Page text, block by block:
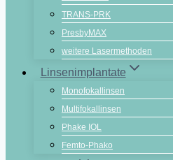
TRANS-PRK
PresbyMAX
weitere Lasermethoden
Linsenimplantate
Monofokallinsen
Multifokallinsen
Phake IOL
Femto-Phako